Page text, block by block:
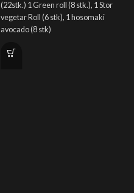
(22stk.) 1 Green roll (8 stk.), 1 Stor
vegetar Roll (6 stk), 1 hosomaki
avocado (8 stk)